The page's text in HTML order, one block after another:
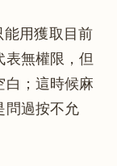
能用獲取目前
無權限，但
；這時候麻
問過按不允